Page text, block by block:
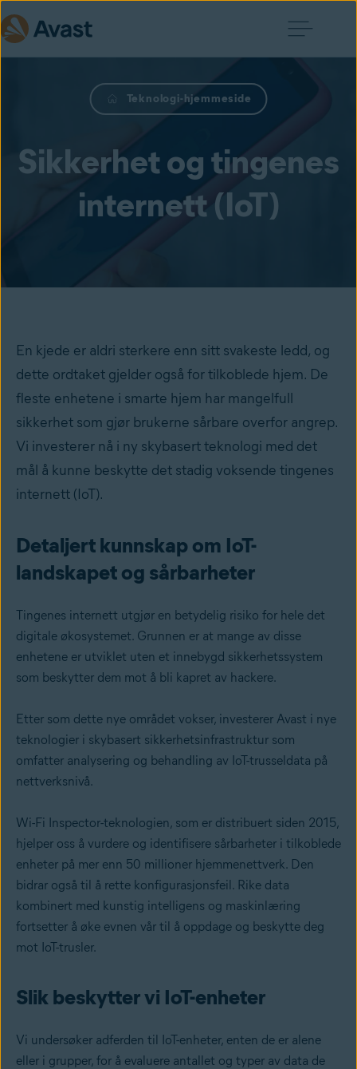
Teknologi-hjemmeside
Sikkerhet og tingenes
internett (IoT)
En kjede er aldri sterkere enn sitt svakeste ledd, og
dette ordtaket gjelder også for tilkoblede hjem. De
fleste enhetene i smarte hjem har mangelfull
sikkerhet som gjør brukerne sårbare overfor angrep.
Vi investerer nå i ny skybasert teknologi med det
mål å kunne beskytte det stadig voksende tingenes
internett (IoT).
Detaljert kunnskap om IoT-
landskapet og sårbarheter
Tingenes internett utgjør en betydelig risiko for hele det
digitale økosystemet. Grunnen er at mange av disse
enhetene er utviklet uten et innebygd sikkerhetssystem
som beskytter dem mot å bli kapret av hackere.
Etter som dette nye området vokser, investerer Avast i nye
teknologier i skybasert sikkerhetsinfrastruktur som
omfatter analysering og behandling av IoT-trusseldata på
nettverksnivå.
Wi-Fi Inspector-teknologien, som er distribuert siden 2015,
hjelper oss å vurdere og identifisere sårbarheter i tilkoblede
enheter på mer enn 50 millioner hjemmenettverk. Den
bidrar også til å rette konfigurasjonsfeil. Rike data
kombinert med kunstig intelligens og maskinlæring
fortsetter å øke evnen vår til å oppdage og beskytte deg
mot IoT-trusler.
Slik beskytter vi IoT-enheter
Vi undersøker adferden til IoT-enheter, enten de er alene
eller i grupper, for å evaluere antallet og typer av data de